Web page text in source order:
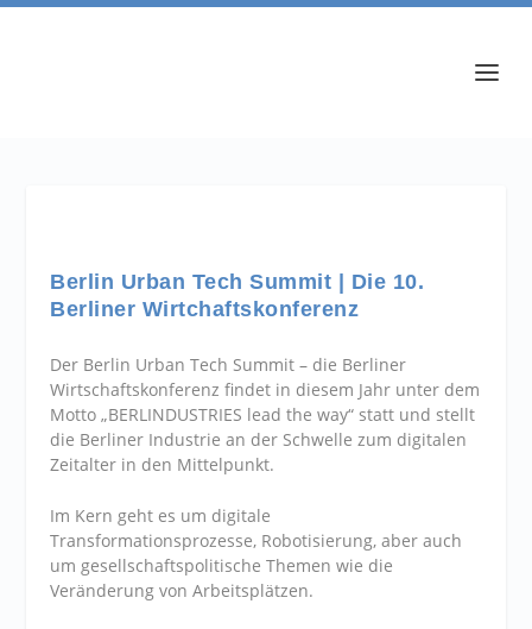
Berlin Urban Tech Summit | Die 10.
Berliner Wirtchaftskonferenz
Der Berlin Urban Tech Summit – die Berliner
Wirtschaftskonferenz findet in diesem Jahr unter dem
Motto „BERLINDUSTRIES lead the way“ statt und stellt
die Berliner Industrie an der Schwelle zum digitalen
Zeitalter in den Mittelpunkt.
Im Kern geht es um digitale
Transformationsprozesse, Robotisierung, aber auch
um gesellschaftspolitische Themen wie die
Veränderung von Arbeitsplätzen.